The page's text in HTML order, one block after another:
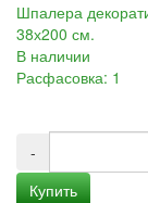
Шпалера
38х200 см.
В наличии
Расфасовка: 1
-
Купить